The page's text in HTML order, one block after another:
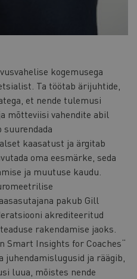
kogemusega
Ta töötab ärijuhtide,
et nende tulemusi
mõtteviisi vahendite abil
suurendada
kaasatust ja ärgitab
oma eesmärke, seda
ja muutuse kaudu.
pakub Gill
akrediteeritud
rakendamise jaoks.
Smart Insights for Coaches“
juhendamislugusid ja räägib,
luua, mõistes nende